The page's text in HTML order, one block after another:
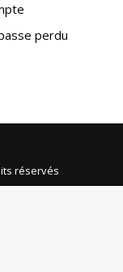
perdu
réservés